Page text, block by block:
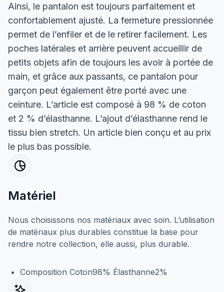
Ainsi, le pantalon est toujours parfaitement et
confortablement ajusté. La fermeture pressionnée
permet de l’enfiler et de le retirer facilement. Les
poches latérales et arrière peuvent accueillir de
petits objets afin de toujours les avoir à portée de
main, et grâce aux passants, ce pantalon pour
garçon peut également être porté avec une
ceinture. L’article est composé à 98 % de coton
et 2 % d’élasthanne. L’ajout d’élasthanne rend le
tissu bien stretch. Un article bien conçu et au prix
le plus bas possible.
Matériel
Nous choisissons nos matériaux avec soin. L’utilisation
de matériaux plus durables constitue la base pour
rendre notre collection, elle aussi, plus durable.
Composition Coton98% Élasthanne2%